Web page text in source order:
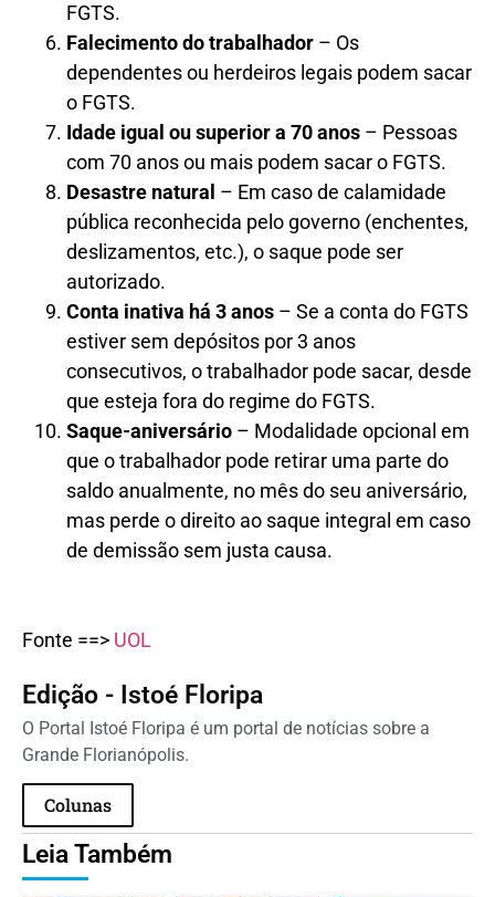
FGTS.
Falecimento do trabalhador – Os
dependentes ou herdeiros legais podem sacar
o FGTS.
Idade igual ou superior a 70 anos – Pessoas
com 70 anos ou mais podem sacar o FGTS.
Desastre natural – Em caso de calamidade
pública reconhecida pelo governo (enchentes,
deslizamentos, etc.), o saque pode ser
autorizado.
Conta inativa há 3 anos – Se a conta do FGTS
estiver sem depósitos por 3 anos
consecutivos, o trabalhador pode sacar, desde
que esteja fora do regime do FGTS.
Saque-aniversário – Modalidade opcional em
que o trabalhador pode retirar uma parte do
saldo anualmente, no mês do seu aniversário,
mas perde o direito ao saque integral em caso
de demissão sem justa causa.
Fonte ==> UOL
Edição - Istoé Floripa
O Portal Istoé Floripa é um portal de notícias sobre a
Grande Florianópolis.
Colunas
Leia Também